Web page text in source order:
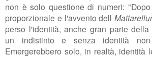
non è solo questione di numeri:
proporzionale e l'avvento dell
perso l'identità, anche gran parte
un indistinto e senza identità
Emergerebbero solo, in realtà, identità